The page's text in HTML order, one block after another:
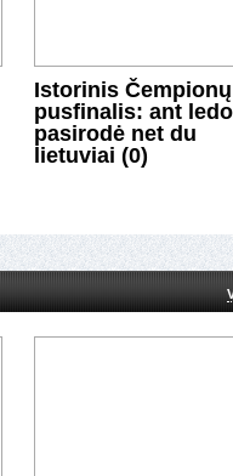
Istorinis
pusfinalis: ant ledo
pasirodė net du
lietuviai (0)